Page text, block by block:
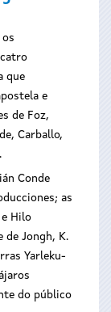
catro
que
e
de Foz,
Carballo,
Conde
as
e Hilo
de Jongh, K.
Yarleku-
do público